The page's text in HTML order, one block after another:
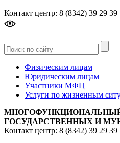
Контакт центр: 8 (8342) 39 29 39
Физическим лицам
Юридическим лицам
Участники МФЦ
Услуги по жизненным
ГОСУДАРСТВЕННЫХ И
Контакт центр: 8 (8342) 39 29 39